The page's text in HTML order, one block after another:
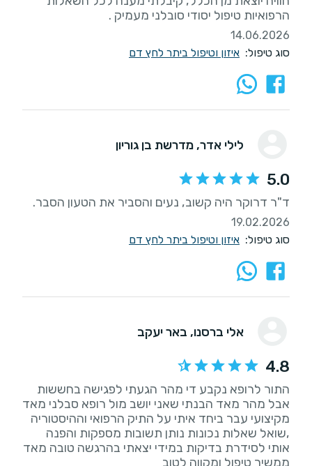
הרפואיות טיפול יסודי סובלני מעמיק .
14.06.2026
סוג טיפול: איזון וטיפול ביתר לחץ דם
לילי אדר, מדרשת בן גוריון
5.0
ד"ר דרוקר היה קשוב, נעים והסביר את הטעון הסבר.
19.02.2026
סוג טיפול: איזון וטיפול ביתר לחץ דם
אלי ברסנו, באר יעקב
4.8
התור לרופא נקבע די מהר הגעתי לפגישה בחששות
אבל מהר מאד הבנתי שאני יושב מול רופא סבלני מאד
מקיצועי עבר ביחד איתי על התיק הרפואי וההיסטוריה
,שואל שאלות נכונות נותן תשובות מספקות והפנה
אותי לסידרת בדיקות במידי יצאתי בהרגשה טובה מאד
ממשיך טיפול ומקווה לטוב